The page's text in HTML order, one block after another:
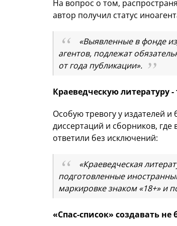
На вопрос о том,
автор получил статус
«Выявленные в фонде
агентов, подлежат
от года публикации».
Краеведческую литературу
Особую тревогу у издателей
диссертаций и сборников,
ответили без исключений:
«Краеведческая
подготовленные
маркировке знаком «18+» и
«Спас-список» создавать не